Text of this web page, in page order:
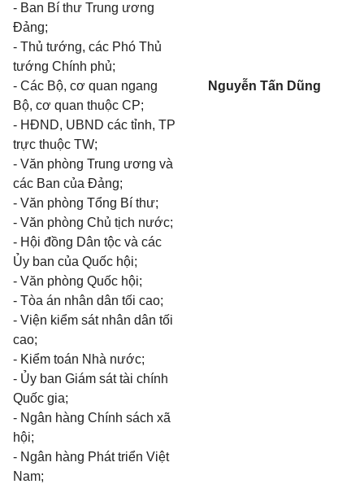
- Ban Bí thư Trung ương
Đảng;
- Thủ tướng, các Phó Thủ
tướng Chính phủ;
- Các Bộ, cơ quan ngang
Bộ, cơ quan thuộc CP;
- HĐND, UBND các tỉnh, TP
trực thuộc TW;
- Văn phòng Trung ương và
các Ban của Đảng;
- Văn phòng Tổng Bí thư;
- Văn phòng Chủ tịch nước;
- Hội đồng Dân tộc và các
Ủy ban của Quốc hội;
- Văn phòng Quốc hội;
- Tòa án nhân dân tối cao;
- Viện kiểm sát nhân dân tối
cao;
- Kiểm toán Nhà nước;
- Ủy ban Giám sát tài chính
Quốc gia;
- Ngân hàng Chính sách xã
hội;
- Ngân hàng Phát triển Việt
Nam;
Nguyễn Tấn Dũng